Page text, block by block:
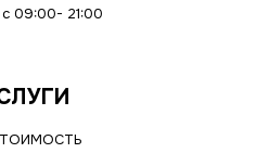
09:00- 21:00